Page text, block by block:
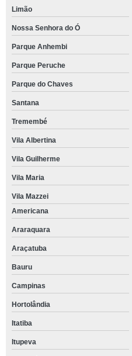
Limão
Nossa Senhora do Ó
Parque Anhembi
Parque Peruche
Parque do Chaves
Santana
Tremembé
Vila Albertina
Vila Guilherme
Vila Maria
Vila Mazzei
Americana
Araraquara
Araçatuba
Bauru
Campinas
Hortolândia
Itatiba
Itupeva